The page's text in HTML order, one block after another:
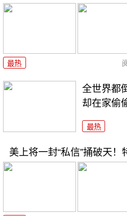
最热
全世界都
却在家偷
最热
美上将一封“私信”捅破天